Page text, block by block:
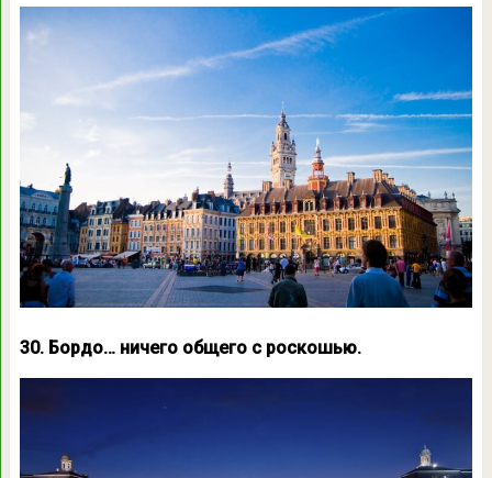
30. Бордо… ничего общего с роскошью.